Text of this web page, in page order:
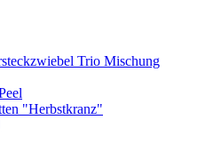
Trio Mischung
"Herbstkranz"